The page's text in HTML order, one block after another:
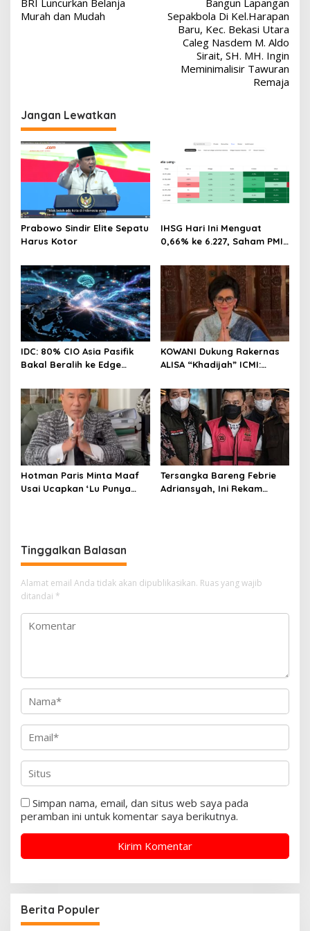
pos
Murah dan Mudah
Sepakbola Di Kel.Harapan
Baru, Kec. Bekasi Utara
Caleg Nasdem M. Aldo
Sirait, SH. MH. Ingin
Meminimalisir Tawuran
Remaja
Jangan Lewatkan
Prabowo Sindir Elite Sepatu
Harus Kotor
IHSG Hari Ini Menguat
0,66% ke 6.227, Saham PMII,
28%! Ini Daftar Saham
Paling Cuan & Volume
Tertinggi 31 Juli 2026
IDC: 80% CIO Asia Pasifik
Bakal Beralih ke Edge
pada 2027
KOWANI Dukung Rakernas
ALISA “Khadijah” ICMI:
Menuju Indonesia Emas
Hotman Paris Minta Maaf
Usai Ucapkan ‘Lu Punya
Tersangka Bareng Febrie
Adriansyah, Ini Rekam
Tinggalkan Balasan
Alamat email Anda tidak akan dipublikasikan. Ruas yang wajib
ditandai *
Simpan nama, email, dan situs web saya pada
peramban ini untuk komentar saya berikutnya.
Berita Populer